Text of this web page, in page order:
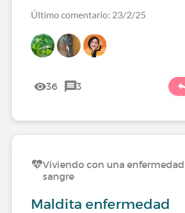
Último comentario: 23/2/25
36 3
Viviendo con una
sangre
Maldita enfermedad